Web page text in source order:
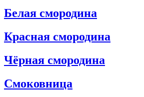
Белая смородина
Красная смородина
Чёрная смородина
Cмоковница